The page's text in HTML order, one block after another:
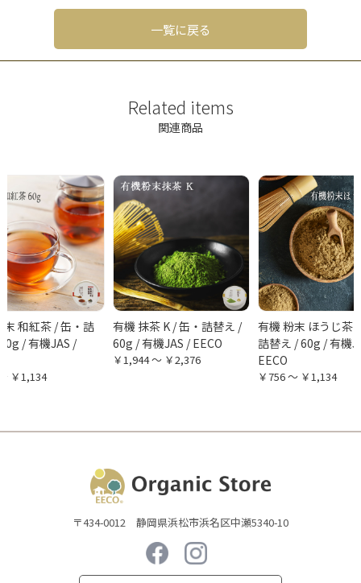
一覧に戻る
Related items
関連商品
末 和紅茶 / 缶・詰
/ 有機JAS /
￥1,134
有機 抹茶 K / 缶・詰替え /
60g / 有機JAS / EECO
￥1,944 ～ ￥2,376
有機 粉末 ほうじ茶
詰替え / 60g / 有機
EECO
￥756 ～ ￥1,134
〒434-0012 静岡県浜松市浜名区中瀬5340-10